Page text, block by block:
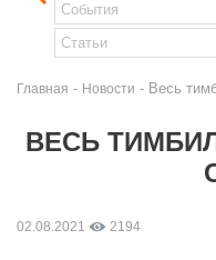
Главная - Новости - Весь
ВЕСЬ
02.08.2021 2194